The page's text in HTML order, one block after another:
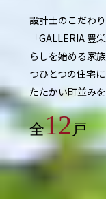
設計士のこだわ
「GALLERIA 豊
らしを始める家
つひとつの住宅
たたかい町並みを
全12戸